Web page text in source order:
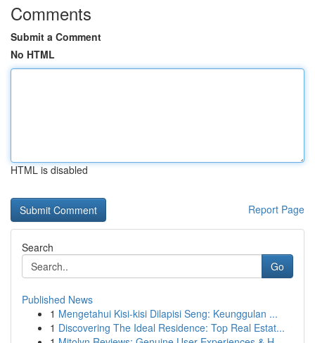
Comments
Submit a Comment
No HTML
HTML is disabled
Report Page
Search
Go
Published News
1 Mengetahui Kisi-kisi Dilapisi Seng: Keunggulan ...
1 Discovering The Ideal Residence: Top Real Estat...